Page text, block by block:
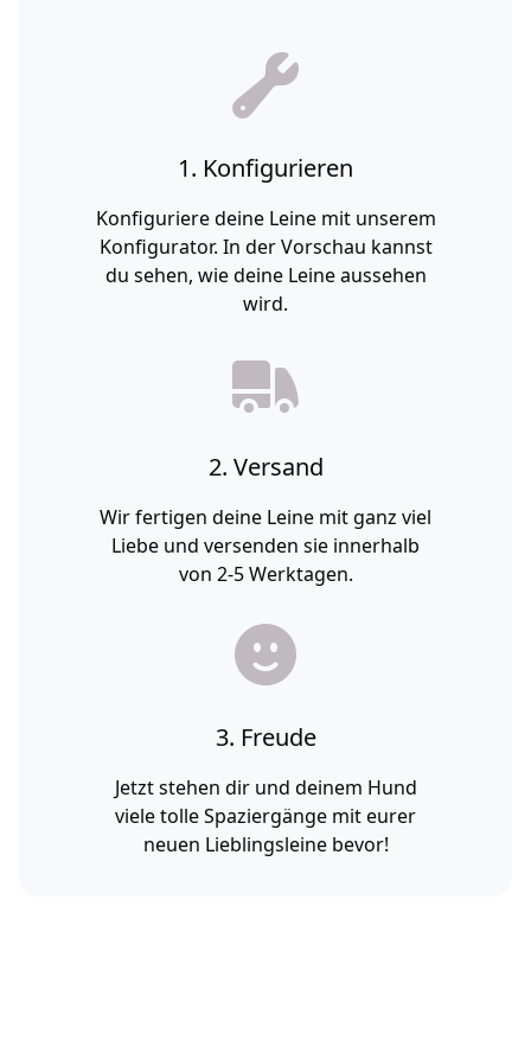
1. Konfigurieren
Konfiguriere deine Leine mit unserem
Konfigurator. In der Vorschau kannst
du sehen, wie deine Leine aussehen
wird.
2. Versand
Wir fertigen deine Leine mit ganz viel
Liebe und versenden sie innerhalb
von 2-5 Werktagen.
3. Freude
Jetzt stehen dir und deinem Hund
viele tolle Spaziergänge mit eurer
neuen Lieblingsleine bevor!